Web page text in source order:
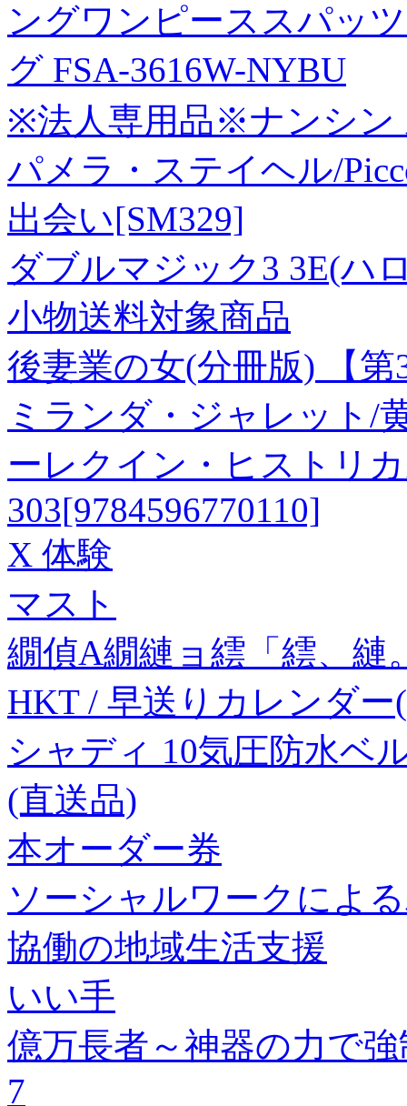
ングワンピーススパッ
グ FSA-3616W-NYBU
※法人専用品※ナンシン
パメラ・ステイヘル/
出会い[SM329]
ダブルマジック3 3E(ハ
小物送料対象商品
後妻業の女(分冊版) 【第
ミランダ・ジャレット/
ーレクイン・ヒストリ
303[9784596770110]
X 体験
マスト
繝偵Α繝縺ョ繧「繧、縺
HKT / 早送りカレンダー
シャディ 10気圧防水ベ
(直送品)
本オーダー券
ソーシャルワークによ
協働の地域生活支援
いい手
億万長者～神器の力で
7